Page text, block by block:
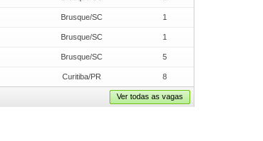
Brusque/SC 1
Brusque/SC 1
Brusque/SC 5
Curitiba/PR 8
Ver todas as vagas